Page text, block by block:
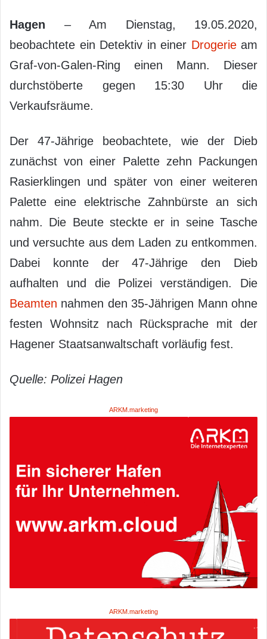
Hagen – Am Dienstag, 19.05.2020,
beobachtete ein Detektiv in einer Drogerieam
Graf-von-Galen-Ring einen Mann. Dieser
durchstöberte gegen 15:30 Uhr die
Verkaufsräume.
Der 47-Jährige beobachtete, wie der Dieb
zunächst von einer Palette zehn Packungen
Rasierklingen und später von einer weiteren
Palette eine elektrische Zahnbürste an sich
nahm. Die Beute steckte er in seine Tasche
und versuchte aus dem Laden zu entkommen.
Dabei konnte der 47-Jährige den Dieb
aufhalten und die Polizei verständigen. Die
Beamten nahmen den 35-Jährigen Mann ohne
festen Wohnsitz nach Rücksprache mit der
Hagener Staatsanwaltschaft vorläufig fest.
Quelle: Polizei Hagen
ARKM.marketing
ARKM.marketing